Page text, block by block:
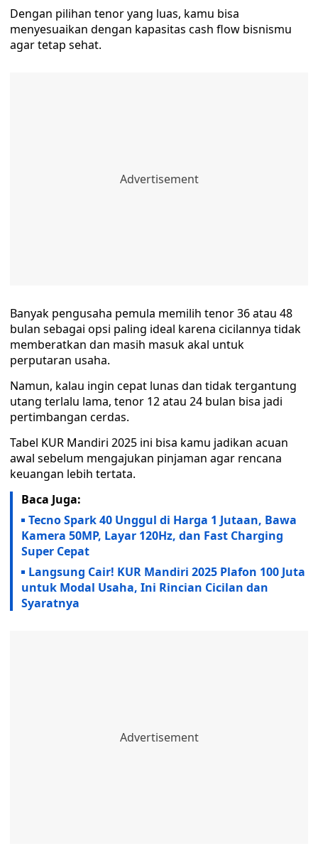
Dengan pilihan tenor yang luas, kamu bisa
menyesuaikan dengan kapasitas cash flow bisnismu
agar tetap sehat.
Banyak pengusaha pemula memilih tenor 36 atau 48
bulan sebagai opsi paling ideal karena cicilannya tidak
memberatkan dan masih masuk akal untuk
perputaran usaha.
Namun, kalau ingin cepat lunas dan tidak tergantung
utang terlalu lama, tenor 12 atau 24 bulan bisa jadi
pertimbangan cerdas.
Tabel KUR Mandiri 2025 ini bisa kamu jadikan acuan
awal sebelum mengajukan pinjaman agar rencana
keuangan lebih tertata.
Baca Juga:
Tecno Spark 40 Unggul di Harga 1 Jutaan, Bawa
Kamera 50MP, Layar 120Hz, dan Fast Charging
Super Cepat
Langsung Cair! KUR Mandiri 2025 Plafon 100 Juta
untuk Modal Usaha, Ini Rincian Cicilan dan
Syaratnya